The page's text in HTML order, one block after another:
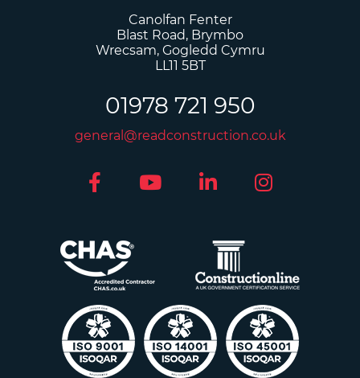
Canolfan Fenter
Blast Road, Brymbo
Wrecsam, Gogledd Cymru
LL11 5BT
01978 721 950
general@readconstruction.co.uk